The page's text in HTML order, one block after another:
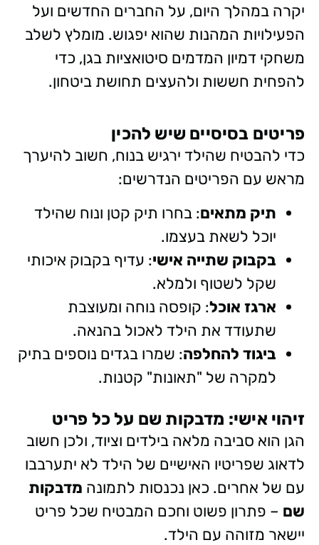
יקרה במהלך היום, על החברים החדשים ועל
הפעילויות המהנות שהוא יפגוש. מומלץ לשלב
משחקי דמיון המדמים סיטואציות בגן, כדי
להפחית חששות ולהעצים תחושת ביטחון.
פריטים בסיסיים שיש להכין
כדי להבטיח שהילד ירגיש בנוח, חשוב להיערך
מראש עם הפריטים הנדרשים:
תיק מתאים: בחרו תיק קטן ונוח שהילד
יוכל לשאת בעצמו.
בקבוק שתייה אישי: עדיף בקבוק איכותי
שקל לשטוף ולמלא.
ארגז אוכל: קופסה נוחה ומעוצבת
שתעודד את הילד לאכול בהנאה.
ביגוד להחלפה: שמרו בגדים נוספים בתיק
למקרה של "תאונות" קטנות.
זיהוי אישי: מדבקות שם על כל פריט
הגן הוא סביבה מלאה בילדים וציוד, ולכן חשוב
לדאוג שפריטיו האישיים של הילד לא יתערבבו
עם של אחרים. כאן נכנסות לתמונה מדבקות
שם – פתרון פשוט וחכם המבטיח שכל פריט
יישאר מזוהה עם הילד.